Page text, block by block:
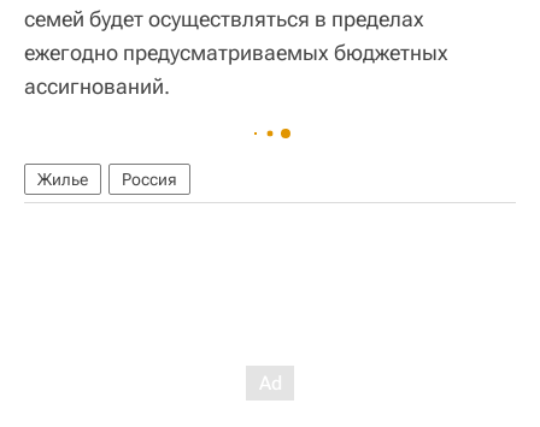
семей будет осуществляться в пределах
ежегодно предусматриваемых бюджетных
ассигнований.
Жилье Россия